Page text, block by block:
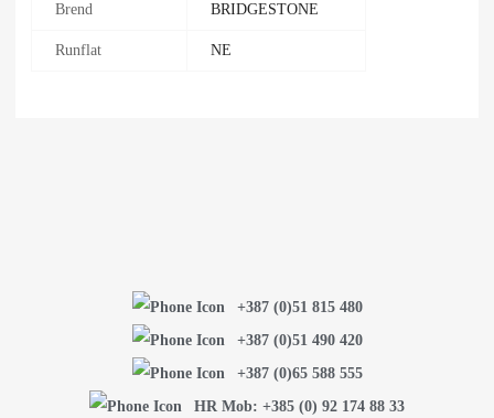
Brend BRIDGESTONE
Runflat NE
+387 (0)51 815 480
+387 (0)51 490 420
+387 (0)65 588 555
HR Mob: +385 (0) 92 174 88 33